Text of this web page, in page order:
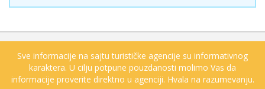
Sve informacije na sajtu turističke agencije su informativnog
karaktera. U cilju potpune pouzdanosti molimo Vas da
informacije proverite direktno u agenciji. Hvala na razumevanju.